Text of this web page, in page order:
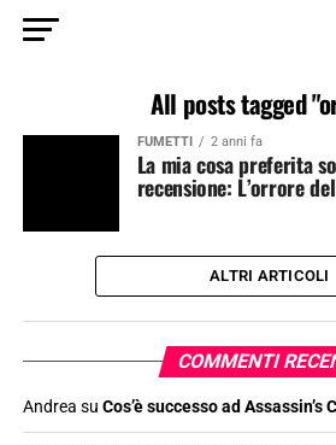
All posts tagged
FUMETTI 2 anni fa
La mia cosa preferita
recensione: L’orrore
ALTRI ARTICOLI
COMMENTI
Andrea su Cos’è successo ad Assassin’s